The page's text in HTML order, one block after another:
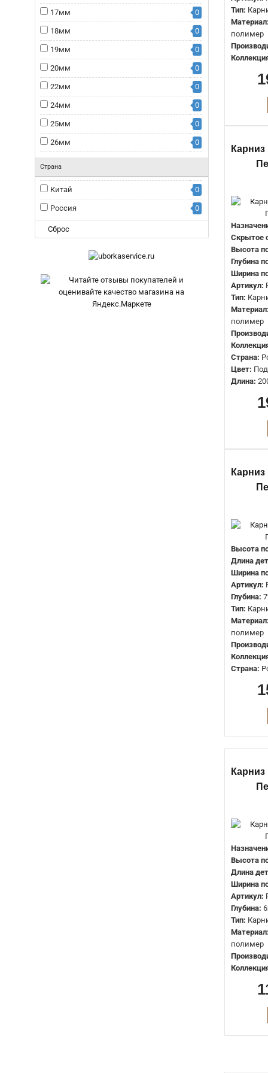
Потолочныйплинтус
Стеноваяпанель
Стеноваяпанеь
Угловоймолдинг
Уголдекоративный
17мм 0
18мм 0
19мм 0
20мм 0
22мм 0
24мм 0
25мм 0
26мм 0
29мм 0
30мм 0
0
32мм
38мм
Страна
Китай 0
Россия 0
Сброс
Тип:
Материал:
полимер
Скрытое
Высота
Глубина
Ширина
Артикул:
Тип:
Материал:
полимер
Страна:
Цвет:
Длина:
Высота
Длина
Ширина
Артикул:
Глубина:
Тип:
Материал:
полимер
Страна:
Высота
Длина
Ширина
Артикул:
Глубина:
Тип:
Материал:
полимер